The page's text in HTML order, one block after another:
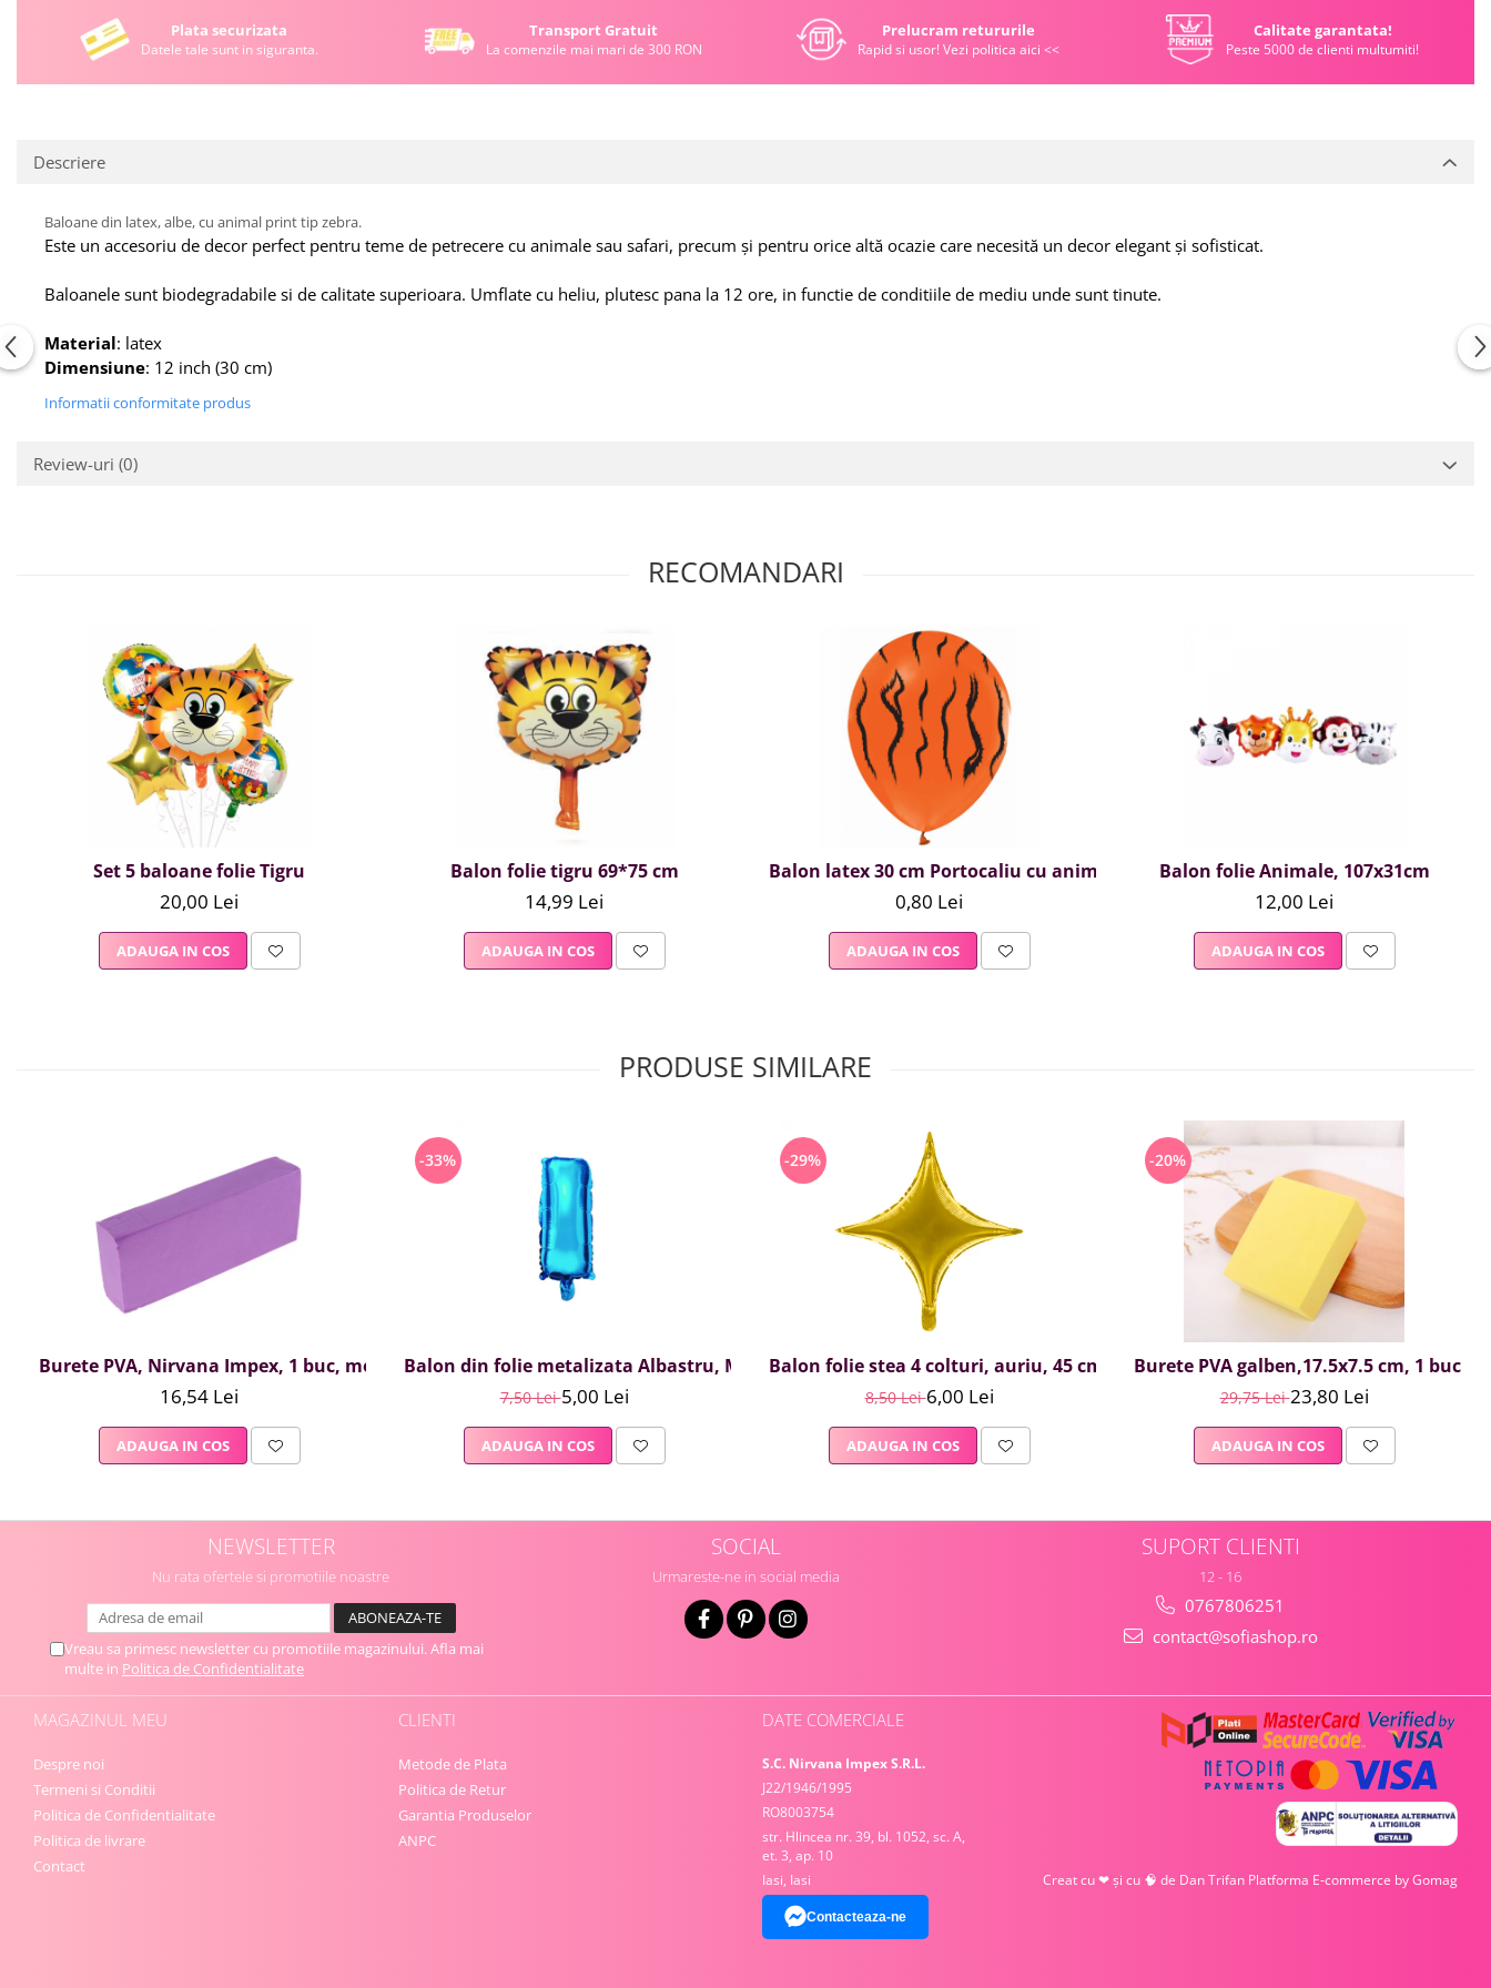
Plata securizata
Datele tale sunt in siguranta.
Transport Gratuit
La comenzile mai mari de 300 RON
Prelucram retururile
Rapid si usor! Vezi politica aici <<
Calitate garantata!
Peste 5000 de clienti multumiti!
Descriere
Baloane din latex, albe, cu animal print tip zebra.
Este un accesoriu de decor perfect pentru teme de petrecere cu animale sau safari, precum și pentru orice altă ocazie care necesită un decor elegant și sofisticat.
Baloanele sunt biodegradabile si de calitate superioara. Umflate cu heliu, plutesc pana la 12 ore, in functie de conditiile de mediu unde sunt tinute.
Material: latex
Dimensiune: 12 inch (30 cm)
Informatii conformitate produs
Review-uri (0)
RECOMANDARI
Set 5 baloane folie Tigru
20,00 Lei
ADAUGA IN COS
Balon folie tigru 69*75 cm
14,99 Lei
ADAUGA IN COS
Balon latex 30 cm Portocaliu cu animal print tigru
0,80 Lei
ADAUGA IN COS
Balon folie Animale, 107x31cm
12,00 Lei
ADAUGA IN COS
PRODUSE SIMILARE
Burete PVA, Nirvana Impex, 1 buc, mov
16,54 Lei
ADAUGA IN COS
-33%
Balon din folie metalizata Albastru, Mirific Party, Litera I, 40 cm
7,50 Lei5,00 Lei
ADAUGA IN COS
-29%
Balon folie stea 4 colturi, auriu, 45 cm
8,50 Lei6,00 Lei
ADAUGA IN COS
-20%
Burete PVA galben,17.5x7.5 cm, 1 buc
29,75 Lei23,80 Lei
ADAUGA IN COS
NEWSLETTER
Nu rata ofertele si promotiile noastre
Vreau sa primesc newsletter cu promotiile magazinului. Afla mai
multe in Politica de Confidentialitate
SOCIAL
Urmareste-ne in social media
SUPORT CLIENTI
12 - 16
0767806251
contact@sofiashop.ro
MAGAZINUL MEU
Despre noi
Termeni si Conditii
Politica de Confidentialitate
Politica de livrare
Contact
CLIENTI
Metode de Plata
Politica de Retur
Garantia Produselor
ANPC
DATE COMERCIALE
S.C. Nirvana Impex S.R.L.
J22/1946/1995
RO8003754
str. Hlincea nr. 39, bl. 1052, sc. A,
et. 3, ap. 10
Iasi, Iasi
Contacteaza-ne
Creat cu ❤ și cu 🧠 de Dan Trifan Platforma E-commerce by Gomag